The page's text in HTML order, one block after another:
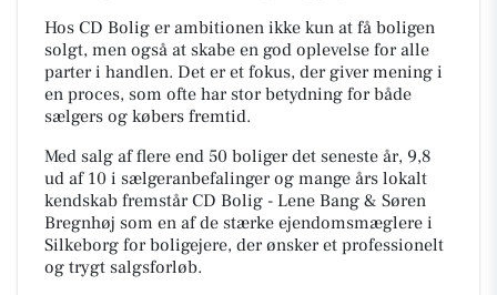
Hos CD Bolig er ambitionen ikke kun at få boligen
solgt, men også at skabe en god oplevelse for alle
parter i handlen. Det er et fokus, der giver mening i
en proces, som ofte har stor betydning for både
sælgers og købers fremtid.
Med salg af flere end 50 boliger det seneste år, 9,8
ud af 10 i sælgeranbefalinger og mange års lokalt
kendskab fremstår CD Bolig - Lene Bang & Søren
Bregnhøj som en af de stærke ejendomsmæglere i
Silkeborg for boligejere, der ønsker et professionelt
og trygt salgsforløb.